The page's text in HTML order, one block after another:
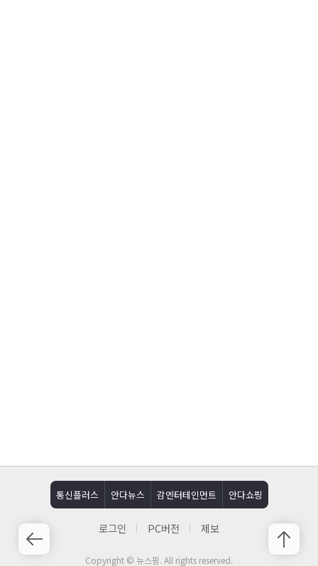
통신플러스 안다뉴스 감엔터테인먼트 안다쇼핑
로그인 PC버전 제보
Copyright © 뉴스핌. All rights reserved.